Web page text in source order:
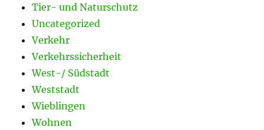
Tier- und Naturschutz
Uncategorized
Verkehr
Verkehrssicherheit
West-/ Südstadt
Weststadt
Wieblingen
Wohnen